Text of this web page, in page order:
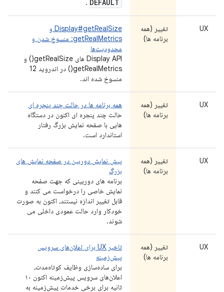
DEFAULT
.
UX
تغییر (همه
برنامه ها)
Display#getRealSize و
getRealMetrics: منسوخ شدن و
محدودیت‌ها
Display API های getRealSize() و
getRealMetrics() در اندروید 12
منسوخ شده اند.
UX
تغییر (همه
برنامه ها)
همه برنامه ها در حالت چند پنجره ای
حالت چند پنجره ای اکنون در دستگاه
هایی با صفحه نمایش بزرگ رفتار
استاندارد است.
UX
تغییر (همه
برنامه ها)
پیش نمایش دوربین در صفحه نمایش های
بزرگ
برنامه های دوربینی که جهت صفحه
نمایش خاصی را درخواست می کنند و
قابل تغییر اندازه نیستند، اکنون به صورت
خودکار وارد حالت عمودی داخلی می
شوند.
UX
تغییر (همه
برنامه ها)
تاخیر UX برای اعلان‌های سرویس
پیش‌زمینه
برای ساده‌سازی وظایف کوتاه‌مدت،
اعلان‌های سرویس پیش‌زمینه اکنون ۱۰
ثانیه برای برخی خدمات پیش‌زمینه به